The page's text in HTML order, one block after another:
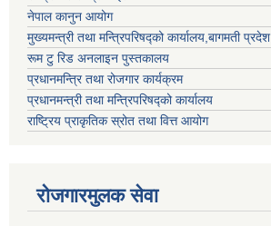
नेपाल कानुन आयोग
मुख्यमन्त्री तथा मन्त्रिपरिषद्को कार्यालय,बागमती प्रदेश
रूम टु रिड अनलाइन पुस्तकालय
प्रधानमन्त्रि तथा रोजगार कार्यक्रम
प्रधानमन्त्री तथा मन्त्रिपरिषद्को कार्यालय
राष्ट्रिय प्राकृतिक स्रोत तथा वित्त आयोग
रोजगारमुलक सेवा